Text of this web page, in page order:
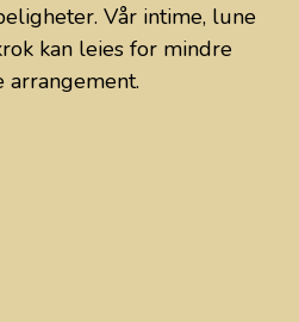
Vår intime, lune
kan leies for mindre
arrangement.